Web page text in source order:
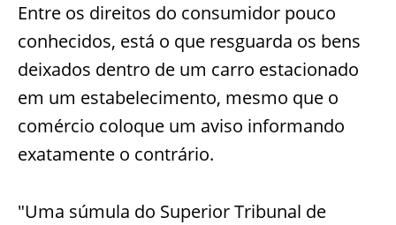
Entre os direitos do consumidor pouco
conhecidos, está o que resguarda os bens
deixados dentro de um carro estacionado
em um estabelecimento, mesmo que o
comércio coloque um aviso informando
exatamente o contrário.
"Uma súmula do Superior Tribunal de